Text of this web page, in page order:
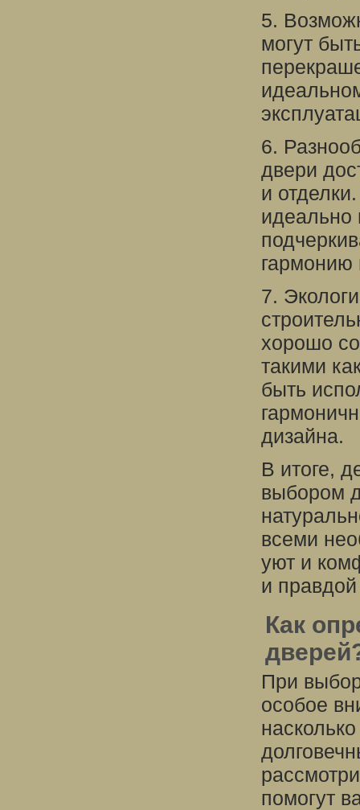
5.
могут
6.
двери
и
идеально
7.
хорошо
такими
быть
дизайна.
В итоге,
выбором
всеми
уют и
и
Как
При
особое
помогут